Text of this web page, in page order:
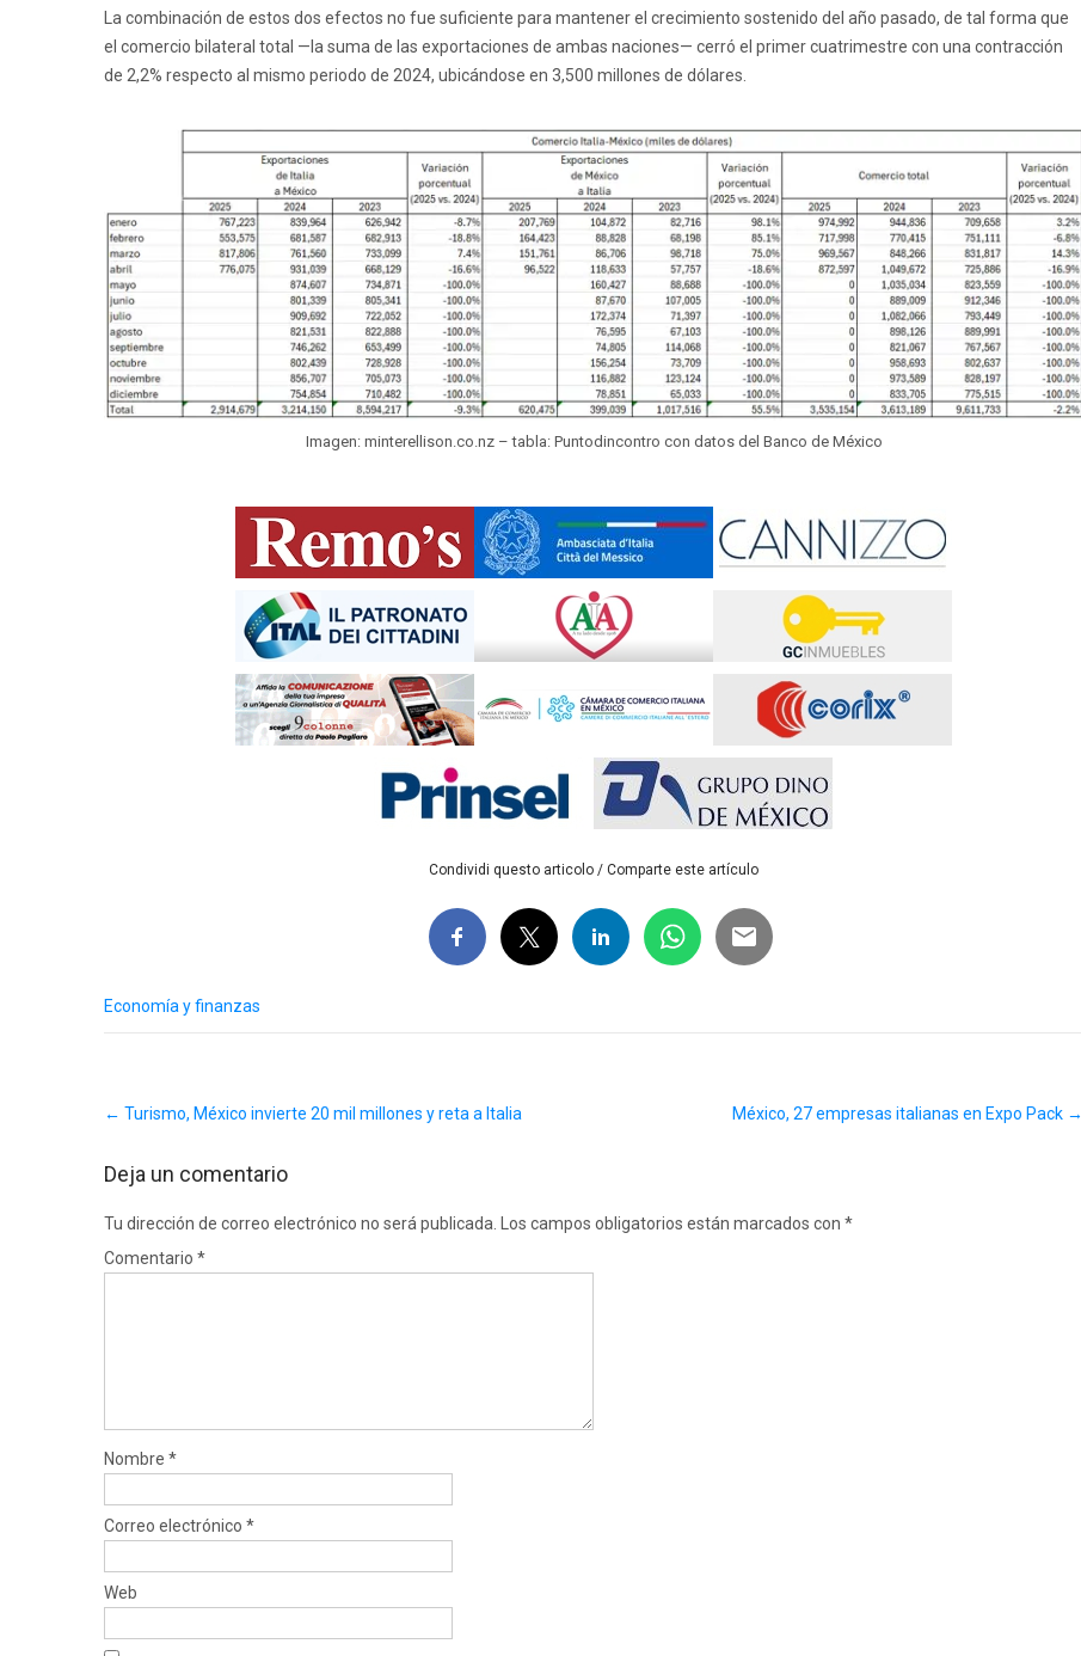
La combinación de estos dos efectos no fue suficiente para mantener el crecimiento sostenido del año pasado, de tal forma que
el comercio bilateral total —la suma de las exportaciones de ambas naciones— cerró el primer cuatrimestre con una contracción
de 2,2% respecto al mismo periodo de 2024, ubicándose en 3,500 millones de dólares.
Imagen: minterellison.co.nz – tabla: Puntodincontro con datos del Banco de México
Condividi questo articolo / Comparte este artículo
Economía y finanzas
navigation
← Turismo, México invierte 20 mil millones y reta a Italia México, 27 ​​empresas italianas en Expo Pack →
Deja un comentario
Tu dirección de correo electrónico no será publicada. Los campos obligatorios están marcados con *
Comentario *
Nombre *
Correo electrónico *
Web